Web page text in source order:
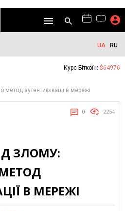
UA RU
Курс Біткоїн: $64976
аутентифікації в мережі
0 2254
ЗЛОМУ:
В МЕРЕЖІ